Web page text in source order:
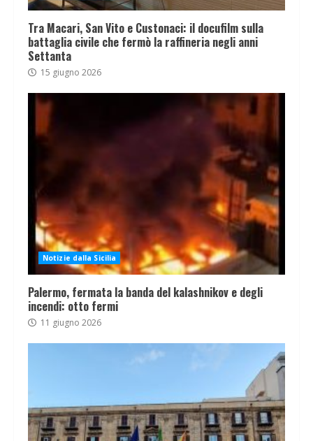
Tra Macari, San Vito e Custonaci: il docufilm sulla
battaglia civile che fermò la raffineria negli anni
Settanta
15 giugno 2026
Notizie dalla Sicilia
Palermo, fermata la banda del kalashnikov e degli
incendi: otto fermi
11 giugno 2026